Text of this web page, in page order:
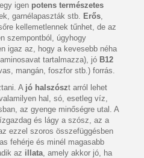
igen potens természetes
garnélapaszták stb. Erős,
kellemetlennek tűnhet, de az
szempontból, úgyhogy
igaz az, hogy a kevesebb néha
tartalmazza), jó B12
mangán, foszfor stb.) forrás.
A jó halszószt arról lehet
hal, só, esetleg víz,
az gyenge minőségre utal. A
és lágy a szósz, az a
ezzel szoros összefüggésben
fehérje és minél magasabb
az illata, amely akkor jó, ha